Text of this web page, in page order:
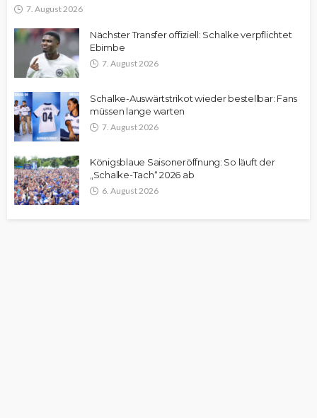
7. August 2026
Nächster Transfer offiziell: Schalke verpflichtet
Ebimbe
7. August 2026
Schalke-Auswärtstrikot wieder bestellbar: Fans
müssen lange warten
7. August 2026
Königsblaue Saisoneröffnung: So läuft der
„Schalke-Tach“ 2026 ab
6. August 2026